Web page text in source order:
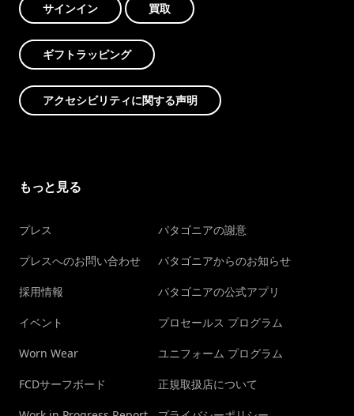
サインイン 買取
ギフトラッピング
アクセシビリティに関する声明
もっと見る
プレス
プレスへのお問い合わせ
採用情報
イベント
Worn Wear
FCDサーフボード
パタゴニアの謝意
パタゴニアからのお知らせ
パタゴニアの公式アプリ
プロセールス プログラム
ユニフォーム プログラム
正規取扱店について